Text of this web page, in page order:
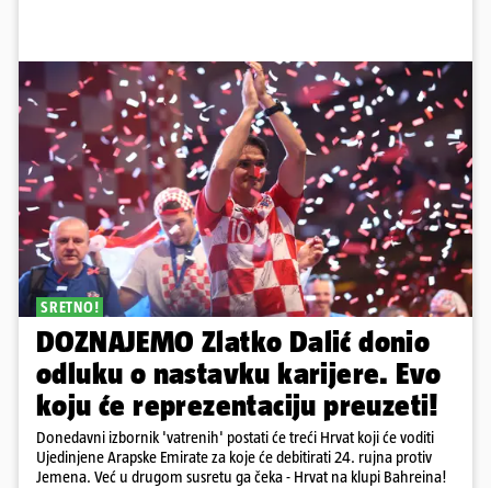
SRETNO!
DOZNAJEMO Zlatko Dalić donio
odluku o nastavku karijere. Evo
koju će reprezentaciju preuzeti!
Donedavni izbornik 'vatrenih' postati će treći Hrvat koji će voditi
Ujedinjene Arapske Emirate za koje će debitirati 24. rujna protiv
Jemena. Već u drugom susretu ga čeka - Hrvat na klupi Bahreina!